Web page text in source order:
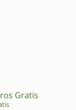
Gratis